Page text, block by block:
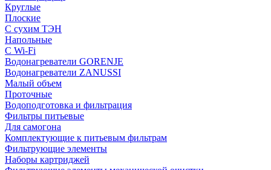
Круглые
Плоские
С сухим ТЭН
Напольные
С Wi-Fi
Водонагреватели GORENJE
Водонагреватели ZANUSSI
Малый объем
Проточные
Водоподготовка и фильтрация
Фильтры питьевые
Для самогона
Комплектующие к питьевым фильтрам
Фильтрующие элементы
Наборы картриджей